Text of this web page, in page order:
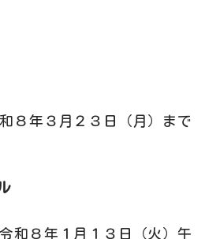
８年３月２３日（月）まで
和８年１月１３日（火）午